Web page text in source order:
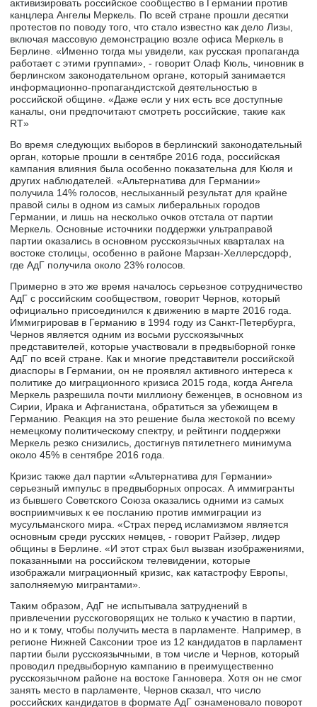
активизировать российское сообщество в Германии против
канцлера Ангелы Меркель. По всей стране прошли десятки
протестов по поводу того, что стало известно как дело Лизы,
включая массовую демонстрацию возле офиса Меркель в
Берлине. «Именно тогда мы увидели, как русская пропаганда
работает с этими группами», - говорит Олаф Кюль, чиновник в
берлинском законодательном органе, который занимается
информационно-пропагандистской деятельностью в
российской общине. «Даже если у них есть все доступные
каналы, они предпочитают смотреть российские, такие как
RT»
Во время следующих выборов в берлинский законодательный
орган, которые прошли в сентябре 2016 года, российская
кампания влияния была особенно показательна для Кюля и
других наблюдателей. «Альтернатива для Германии»
получила 14% голосов, неслыханный результат для крайне
правой силы в одном из самых либеральных городов
Германии, и лишь на несколько очков отстала от партии
Меркель. Основные источники поддержки ультраправой
партии оказались в основном русскоязычных кварталах на
востоке столицы, особенно в районе Марзан-Хеллерсдорф,
где АдГ получила около 23% голосов.
Примерно в это же время началось серьезное сотрудничество
АдГ с российским сообществом, говорит Чернов, который
официально присоединился к движению в марте 2016 года.
Иммигрировав в Германию в 1994 году из Санкт-Петербурга,
Чернов является одним из восьми русскоязычных
представителей, которые участвовали в предвыборной гонке
AдГ по всей стране. Как и многие представители российской
диаспоры в Германии, он не проявлял активного интереса к
политике до миграционного кризиса 2015 года, когда Ангела
Меркель разрешила почти миллиону беженцев, в основном из
Сирии, Ирака и Афганистана, обратиться за убежищем в
Германию. Реакция на это решение была жестокой по всему
немецкому политическому спектру, и рейтинги поддержки
Меркель резко снизились, достигнув пятилетнего минимума
около 45% в сентябре 2016 года.
Кризис также дал партии «Альтернатива для Германии»
серьезный импульс в предвыборных опросах. А иммигранты
из бывшего Советского Союза оказались одними из самых
восприимчивых к ее посланию против иммиграции из
мусульманского мира. «Страх перед исламизмом является
основным среди русских немцев, - говорит Райзер, лидер
общины в Берлине. «И этот страх был вызван изображениями,
показанными на российском телевидении, которые
изображали миграционный кризис, как катастрофу Европы,
заполняемую мигрантами».
Таким образом, AдГ не испытывала затруднений в
привлечении русскоговорящих не только к участию в партии,
но и к тому, чтобы получить места в парламенте. Например, в
регионе Нижней Саксонии трое из 12 кандидатов в парламент
партии были русскоязычными, в том числе и Чернов, который
проводил предвыборную кампанию в преимущественно
русскоязычном районе на востоке Ганновера. Хотя он не смог
занять место в парламенте, Чернов сказал, что число
российских кандидатов в формате AдГ ознаменовало поворот